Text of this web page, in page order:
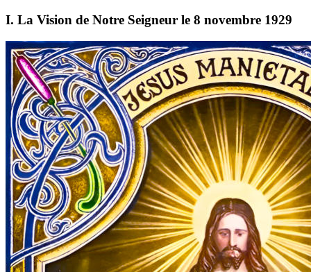
I. La Vision de Notre Seigneur le 8 novembre 1929